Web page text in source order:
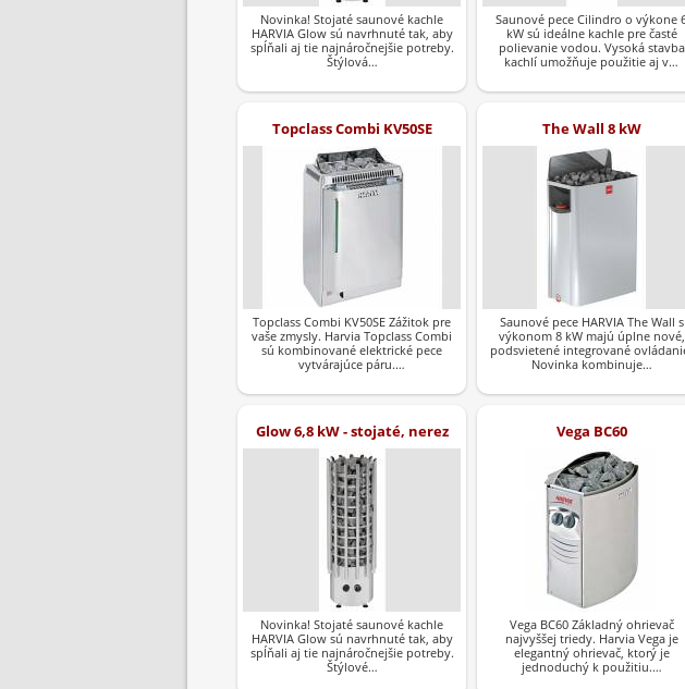
Novinka! Stojaté saunové kachle
HARVIA Glow sú navrhnuté tak, aby
spĺňali aj tie najnáročnejšie potreby.
Štýlová…
Saunové pece Cilindro o výkone
kW sú ideálne kachle pre časté
polievanie vodou. Vysoká stavba
kachlí umožňuje použitie aj v…
Topclass Combi KV50SE
Topclass Combi KV50SE Zážitok pre
vaše zmysly. Harvia Topclass Combi
sú kombinované elektrické pece
vytvárajúce páru.…
The Wall 8 kW
Saunové pece HARVIA The Wall s
výkonom 8 kW majú úplne nové,
podsvietené integrované
Novinka kombinuje…
Glow 6,8 kW - stojaté, nerez
Novinka! Stojaté saunové kachle
HARVIA Glow sú navrhnuté tak, aby
spĺňali aj tie najnáročnejšie potreby.
Štýlové…
Vega BC60
Vega BC60 Základný ohrievač
najvyššej triedy. Harvia Vega je
elegantný ohrievač, ktorý je
jednoduchý k použitiu.…